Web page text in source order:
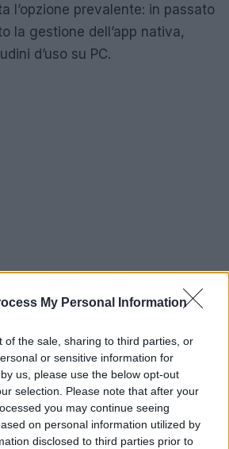
My Personal Information
of the sale, sharing to third parties, or
or sensitive information for
us, please use the below opt-out
selection. Please note that after your
you may continue seeing
on personal information utilized by
disclosed to third parties prior to
l’opzione prevalente: in passato
la gestione dell’app nativa,
d’uso su PC.
novità
in anticipo le funzionalità può
beta disponibili tramite il
usare il client Web all’indirizzo